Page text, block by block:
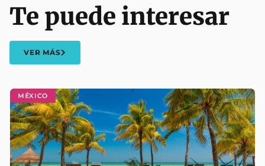
MÉXICO
Te puede interesar
VER MÁS